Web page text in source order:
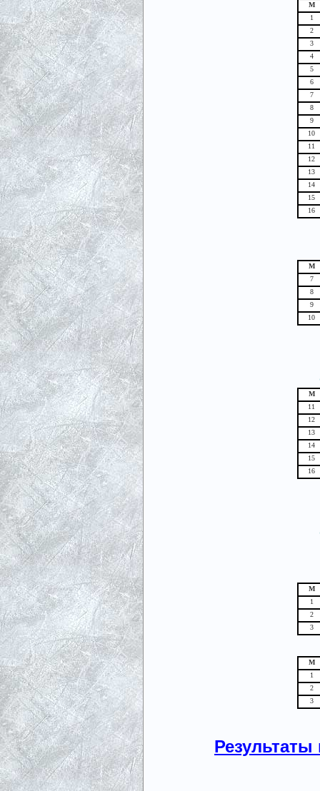
М
1
2
3
4
5
6
7
8
9
10
11
12
13
14
15
16
М
7
8
9
10
М
11
12
13
14
15
16
М
1
2
3
М
1
2
3
Результаты